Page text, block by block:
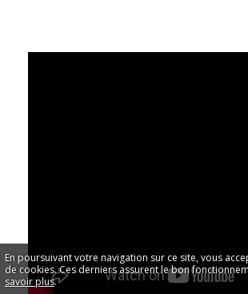
En poursuivant votre navigation sur ce site, vous
de cookies. Ces derniers assurent le bon
savoir plus.